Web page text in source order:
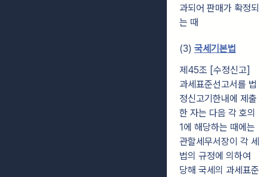
과되어 판매가 확정되
는 때
(3) 국세기본법
제45조 [수정신고]
과세표준선고서를 법
정신고기한내에 제출
한 자는 다음 각 호의
1에 해당하는 때에는
관할세무서장이 각 세
법의 규정에 의하여
당해 국세의 과세표준